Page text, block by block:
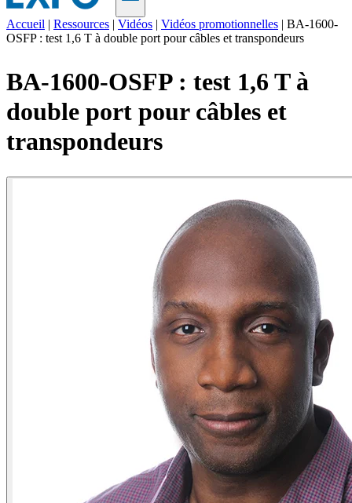
FR
Produits
Solutions
Soutien
Services
Acheter
Ressources
Contactez-
Accueil | Ressources | Vidéos | Vidéos promotionnelles | BA-1600-
OSFP : test 1,6 T à double port pour câbles et transpondeurs
BA-1600-OSFP : test 1,6 T à
double port pour câbles et
transpondeurs